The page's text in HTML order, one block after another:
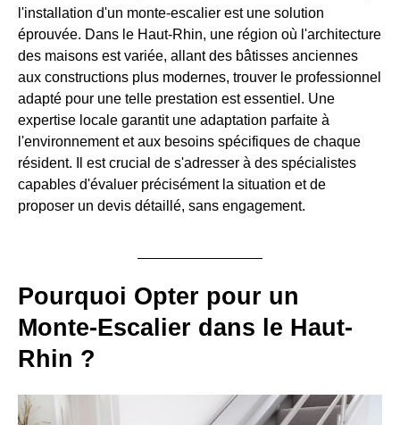
l'installation d'un monte-escalier est une solution
éprouvée. Dans le Haut-Rhin, une région où l'architecture
des maisons est variée, allant des bâtisses anciennes
aux constructions plus modernes, trouver le professionnel
adapté pour une telle prestation est essentiel. Une
expertise locale garantit une adaptation parfaite à
l'environnement et aux besoins spécifiques de chaque
résident. Il est crucial de s'adresser à des spécialistes
capables d'évaluer précisément la situation et de
proposer un devis détaillé, sans engagement.
Pourquoi Opter pour un
Monte-Escalier dans le Haut-
Rhin ?